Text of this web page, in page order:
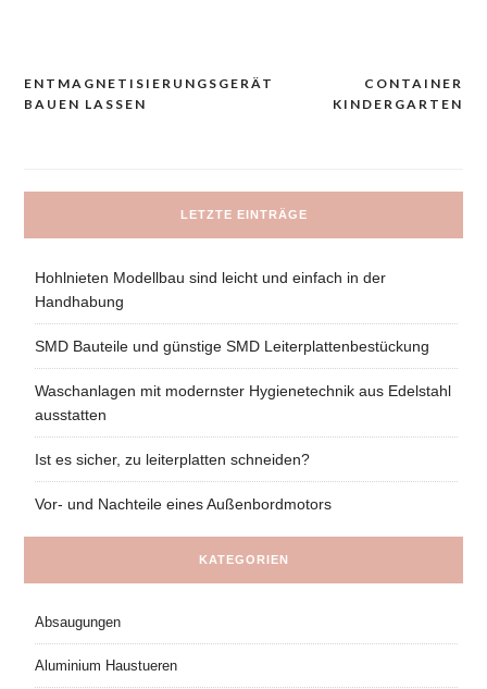
Navigacija
ENTMAGNETISIERUNGSGERÄT
BAUEN LASSEN
CONTAINER
KINDERGARTEN
LETZTE EINTRÄGE
Hohlnieten Modellbau sind leicht und einfach in der
Handhabung
SMD Bauteile und günstige SMD Leiterplattenbestückung
Waschanlagen mit modernster Hygienetechnik aus Edelstahl
ausstatten
Ist es sicher, zu leiterplatten schneiden?
Vor- und Nachteile eines Außenbordmotors
KATEGORIEN
Absaugungen
Aluminium Haustueren